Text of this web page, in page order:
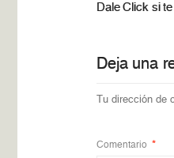
Dale Click si
Deja una
Tu dirección de
Comentario *